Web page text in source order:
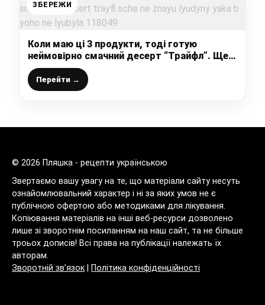
ЗБЕРЕЖИ
Коли маю ці 3 продукти, тоді готую
неймовірно смачний десерт “Трайфл”. Ще
не знаю людини, яка б його не любила!
Перейти →
© 2026 Пляшка - рецепти українською
Звертаємо вашу увагу на те, що матеріали сайту несуть
ознайомлювальний характер і ні за яких умов не є
публічною офертою або методиками для лікування.
Копіювання матеріалів на інші веб-ресурси дозволено
лише зі зворотнім посиланням на наш сайт, та не більше
троьох дописів! Всі права на публікації належать їх
авторам.
Зворотній зв’язок
Політика конфіденційності